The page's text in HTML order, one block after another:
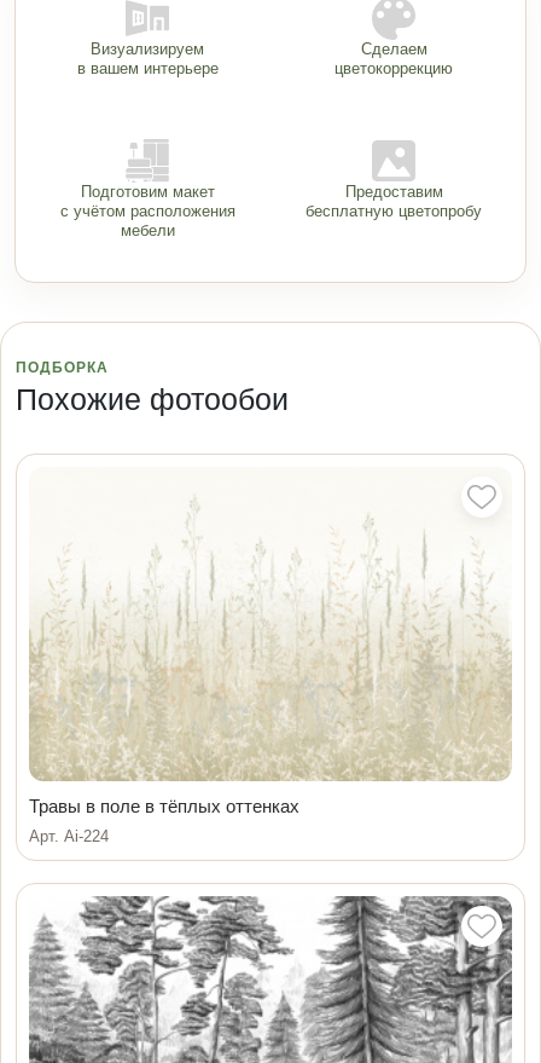
Визуализируем
в вашем интерьере
Подготовим макет
с учётом расположения
мебели
Сделаем
цветокоррекцию
Предоставим
бесплатную цветопробу
ПОДБОРКА
Похожие фотообои
Травы в поле в тёплых оттенках
Арт. Ai-224